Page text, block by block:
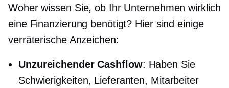
Woher wissen Sie, ob Ihr Unternehmen wirklich
eine Finanzierung benötigt? Hier sind einige
verräterische Anzeichen:
Unzureichender Cashflow: Haben Sie
Schwierigkeiten, Lieferanten, Mitarbeiter